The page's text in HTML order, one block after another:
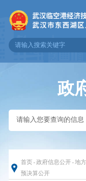
政
首页-政府信息公开-地
预决算公开